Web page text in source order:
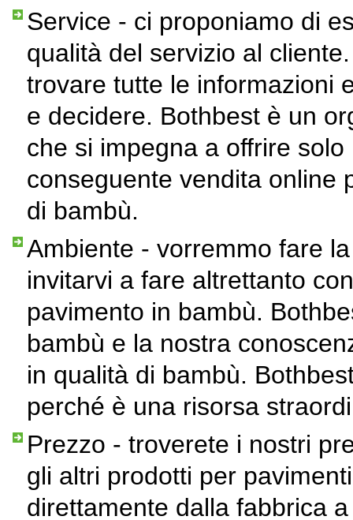
Service - ci proponiamo di
qualità del servizio al
trovare tutte le informazioni
e decidere. Bothbest è un
che si impegna a offrire
conseguente vendita online
di bambù.
Ambiente - vorremmo fare
invitarvi a fare altrettanto
pavimento in bambù.
bambù e la nostra
in qualità di bambù.
perché è una risorsa
Prezzo - troverete i nostri
gli altri prodotti per
direttamente dalla fabbrica